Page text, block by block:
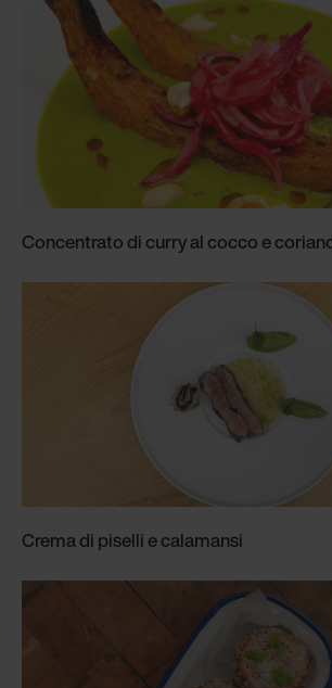
Concentrato di curry al cocco e
Crema di piselli e calamansi